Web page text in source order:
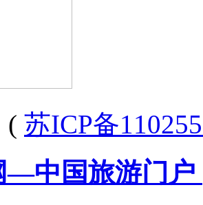
( 苏ICP备
—中国旅游门户